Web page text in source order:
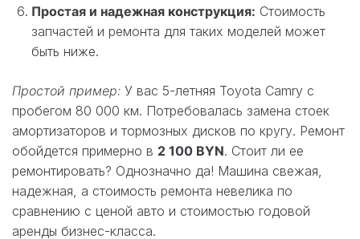
Простая и надежная конструкция: Стоимость
запчастей и ремонта для таких моделей может
быть ниже.
Простой пример: У вас 5-летняя Toyota Camry с
пробегом 80 000 км. Потребовалась замена стоек
амортизаторов и тормозных дисков по кругу. Ремонт
обойдется примерно в 2 100 BYN. Стоит ли ее
ремонтировать? Однозначно да! Машина свежая,
надежная, а стоимость ремонта невелика по
сравнению с ценой авто и стоимостью годовой
аренды бизнес-класса.